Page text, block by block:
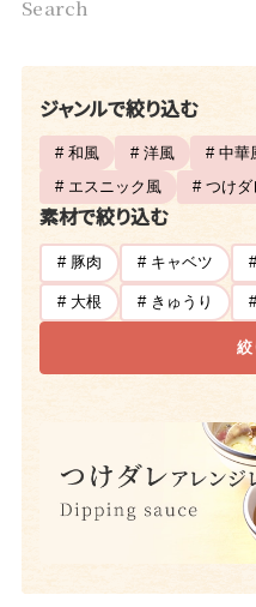
Search
ジャンルで絞り込む
# 和風 # 洋風 # 中華
# エスニック風
# つけダ
素材で絞り込む
# 豚肉 # キャベツ
# 大根 # きゅうり
絞